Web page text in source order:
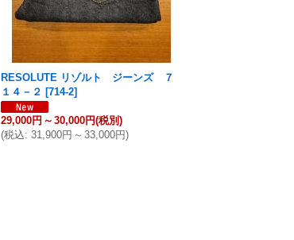
RESOLUTE リゾルト ジーンズ ７
１４－２ [714-2]
29,000円 ～ 30,000円(税別)
(税込: 31,900円 ～ 33,000円)